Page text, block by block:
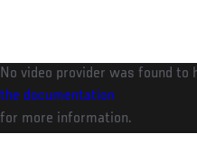
ン
コ
ン
テ
No video provider was found to
the documentation
for more information.